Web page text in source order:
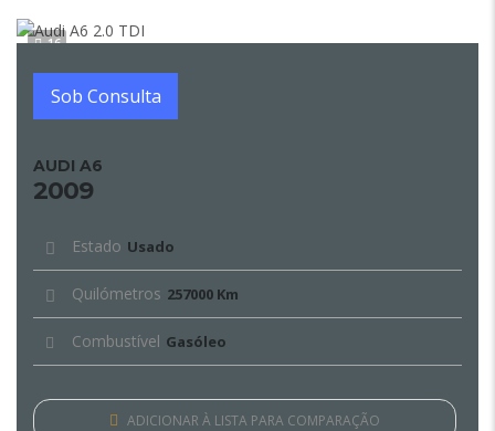
16
Sob Consulta
AUDI A6
2009
Estado Usado
Quilómetros 257000 Km
Combustível Gasóleo
ADICIONAR À LISTA PARA COMPARAÇÃO